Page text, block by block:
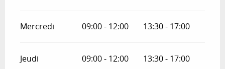
Mercredi 09:00 - 12:00 13:30 - 17:00
Jeudi 09:00 - 12:00 13:30 - 17:00